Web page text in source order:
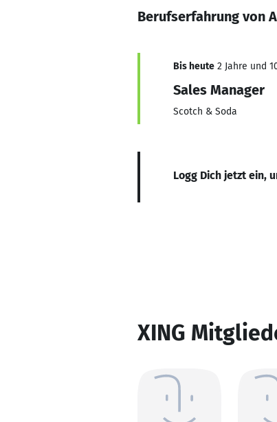
Berufserfahrung von
Bis heute 2 Jahre und
Sales Manager
Scotch & Soda
Logg Dich jetzt ein,
XING